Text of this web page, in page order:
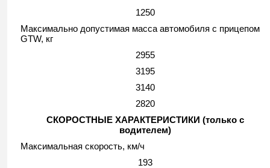
1250
Максимально допустимая масса автомобиля с прицепом
GTW, кг
2955
3195
3140
2820
СКОРОСТНЫЕ ХАРАКТЕРИСТИКИ (только с
водителем)
Максимальная скорость, км/ч
193